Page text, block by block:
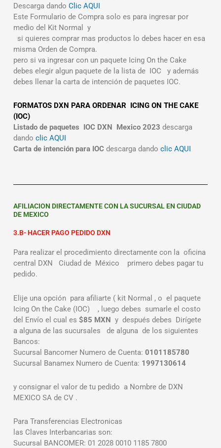
Descarga dandoClic AQUI
Este Formulario de Compra solo es para ingresar por
medio del Kit Normal y
si quieres comprar mas productos lo debes hacer en esa
misma Orden de Compra.
pero si va ingresar con un paquete Icing On the Cake
debes elegir algun paquete de la lista de IOC y además
debes llenar la carta de intención de paquetes IOC.
FORMATOS DXN PARA ORDENAR ICING ON THE CAKE
(IOC)
Listado de paquetes IOC DXN Mexico 2023 descarga
dandoclic AQUI
Carta de intención para IOC descarga dandoclic AQUI
AFILIACION DIRECTAMENTE CON LA SUCURSAL EN CIUDAD
DE MEXICO
3.B- HACER PAGO PEDIDO DXN
Para realizar el procedimiento directamente con la oficina
central DXN Ciudad de México primero debes pagar tu
pedido.
Elije una opción para afiliarte ( kit Normal , o el paquete
Icing On the Cake (IOC) , luego debes sumarle el costo
del Envío el cual es$85 MXN y después debes Dirígete
a alguna de las sucursales de alguna de los siguientes
Bancos:
Sucursal Bancomer Numero de Cuenta:0101185780
Sucursal Banamex Numero de Cuenta: 1997130614
y consignar el valor de tu pedido a Nombre de DXN
MEXICO SA de CV .
Para Transferencias Electronicas
las Claves Interbancarias son:
Sucursal BANCOMER: 01 2028 0010 1185 7800